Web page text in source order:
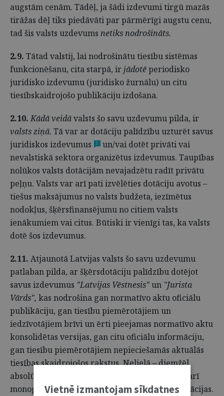
augstām cenām. Tādēļ, ja šādi izdevumi tirgū mazās
tirāžas dēļ tiks piedāvāti par pārmērīgi augstu cenu,
tad šis valsts uzdevums netiks nodrošināts.
2.9. Tātad valstij, lai nodrošinātu tiesību sistēmas
funkcionēšanu, cita starpā, irjādotēperiodisko
juridisko izdevumu (juridisko žurnālu) un citu
tiesībskaidrojošo publikāciju izdošana.
2.10. Kādā veidāvalsts šo savu uzdevumu pilda, ir
valsts ziņā. Tā var ar dotāciju palīdzību uzturēt savus
juridiskos izdevumus
3
un/vai dotēt privāti vai
nevalstiskā sektora organizētus izdevumus. Taupības
nolūkos valsts dotācijām nevajadzētu radīt privātu
peļņu. Valsts var arī pati izvēlēties dotāciju avotus –
tiešus maksājumus no valsts budžeta, iezīmētus
nodokļus, šķērsfinansējumu no citiem valsts
ienākumiem vai citus. Būtiski ir vienīgi tas, ka valsts
dotē šos izdevumus.
2.11. Atjaunotā Latvijas valsts šo savu uzdevumu
patlaban pilda, ar šķērsdotāciju palīdzību dotējot
savus izdevumus "Latvijas Vēstnesis"un "Jurista
Vārds", kas nodrošina gan normatīvo aktu oficiālu
publikāciju, gan tiesību piemērotājiem un
iedzīvotājiem brīvi un ērti pieejamas normatīvo aktu
konsolidētas versijas, gan citu oficiālu informāciju,
gan tiesību piemērotājiem nepieciešamās aktuālās
tiesības skaidrojošos rakstus. Nelielā – diemžēl
absolūti nepietiekošā – daudzumā tiek izdotas arī
monogrāfijas un citas tiesībskaidrojošas publikācijas.
Vietnē izmantojam sīkdatnes